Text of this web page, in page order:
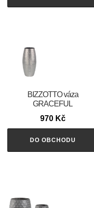
BIZZOTTO váza
GRACEFUL
970 Kč
DO OBCHODU